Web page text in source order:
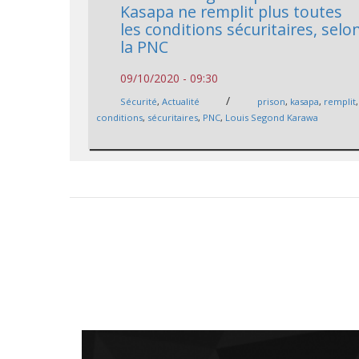
Kasapa ne remplit plus toutes
les conditions sécuritaires,
la PNC
09/10/2020 - 09:30
Sécurité,Actualité / prison, kasapa, remplit,
conditions, sécuritaires, PNC, Louis Segond Karawa